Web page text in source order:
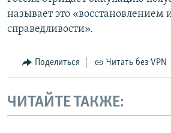
называет это «восстановлением
справедливости».
Поделиться Читать без VPN
ЧИТАЙТЕ ТАКЖЕ: